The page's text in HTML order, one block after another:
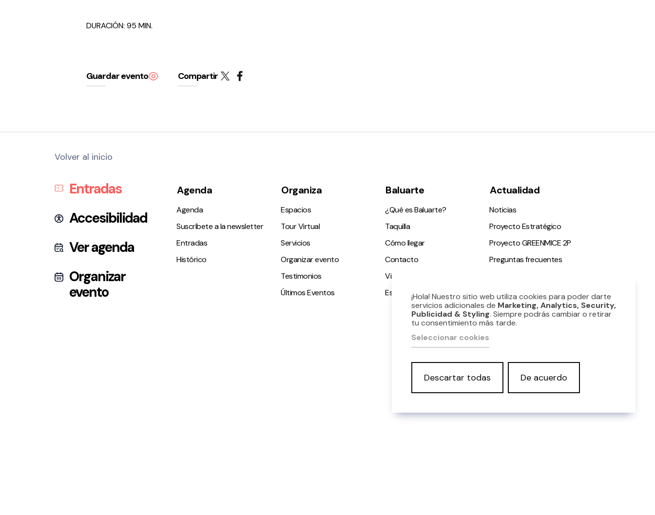
DURACIÓN: 95 MIN.
Guardar evento Compartir
Volver al inicio
Entradas
Accesibilidad
Ver agenda
Organizar
evento
Agenda
Agenda
Suscríbete a la newsletter
Entradas
Histórico
Organiza
Espacios
Tour Virtual
Servicios
Organizar evento
Testimonios
Últimos Eventos
Baluarte
¿Qué es Baluarte?
Taquilla
Cómo llegar
Contacto
Visitas guiadas
Espacio accesible
Actualidad
Noticias
Proyecto Estratégico
Proyecto GREENMICE 2P
Preguntas frecuentes
¡Hola! Nuestro sitio web utiliza cookies para poder darte
servicios adicionales de Marketing, Analytics, Security,
Publicidad & Styling. Siempre podrás cambiar o retirar
tu consentimiento más tarde.
Seleccionar cookies
Descartar todas De acuerdo